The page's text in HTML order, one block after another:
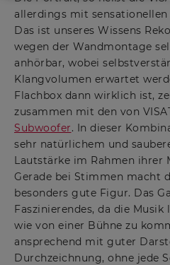
allerdings mit
Das ist unseres Wissens
wegen der Wandmontage
anhörbar, wobei
Klangvolumen erwartet
Flachbox dann wirklich ist,
zusammen mit den von
Subwoofer. In dieser
sehr natürlichem und
Lautstärke im Rahmen ihrer
Gerade bei Stimmen macht
besonders gute Figur. Das
Faszinierendes, da die
wie von einer Bühne zu
ansprechend mit guter
Durchzeichnung, ohne jede